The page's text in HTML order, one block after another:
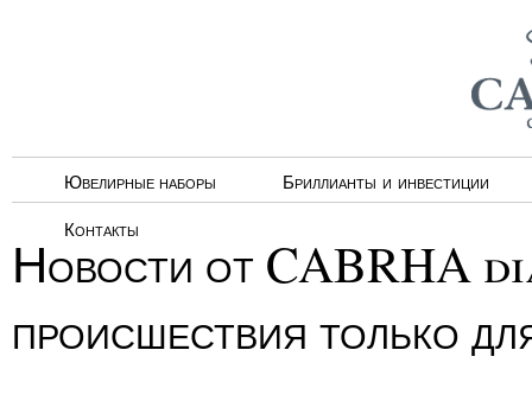
Ювелирные наборы
Бриллианты и инвестиции
Контакты
Новости от CABRHA
происшествия только